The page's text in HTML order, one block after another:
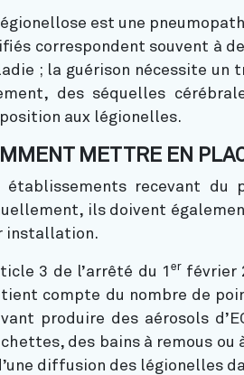
est une
correspondent souvent à
; la guérison nécessite
des séquelles
aux légionelles.
METTRE EN
établissements recevant du
ils doivent
installation.
3 de l’arrêté du 1er février
compte du nombre de
produire des aérosols
des bains à remous
diffusion des légionelles